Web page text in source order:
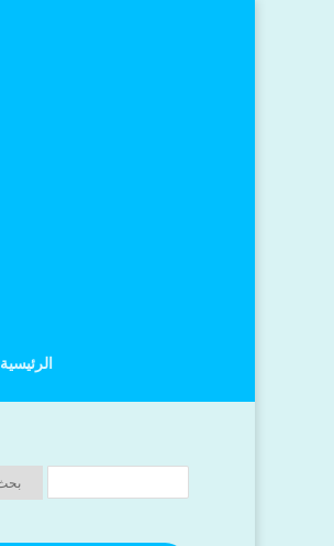
الرئيسية